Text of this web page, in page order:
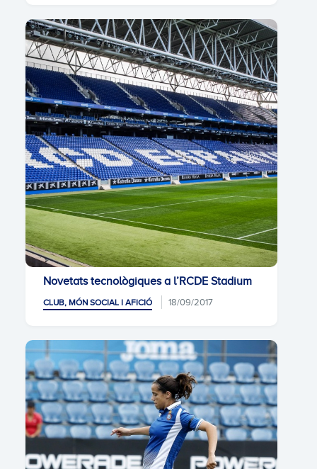
Novetats tecnològiques a l’RCDE Stadium
CLUB, MÓN SOCIAL I AFICIÓ 18/09/2017